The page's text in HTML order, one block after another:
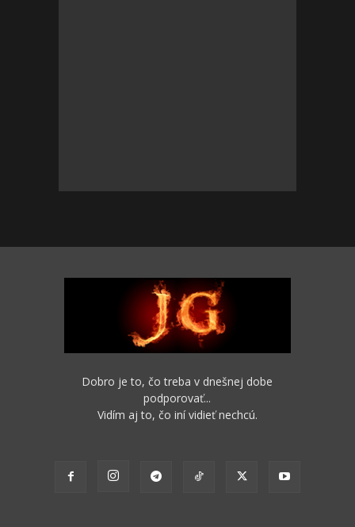
Dobro je to, čo treba v dnešnej dobe
podporovať...
Vidím aj to, čo iní vidieť nechcú.